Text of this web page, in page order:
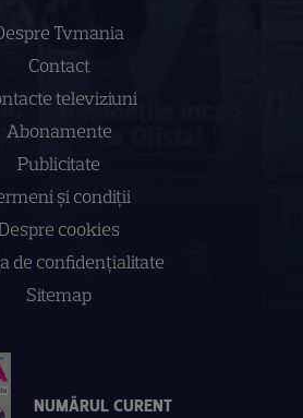
Tvmania
Contact
televiziuni
Abonamente
Publicitate
și condiții
cookies
de confidenţialitate
Sitemap
NUMĂRUL CURENT